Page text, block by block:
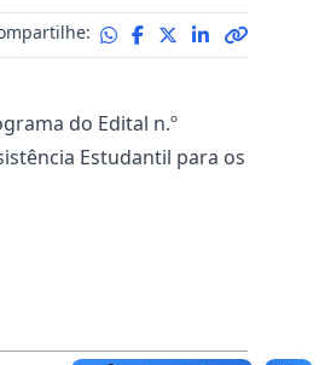
do Edital n.º
Estudantil para os